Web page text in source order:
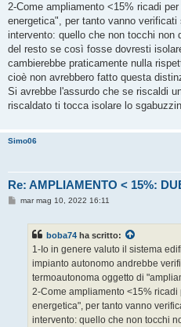
2-Come ampliamento <15% ricadi
energetica", per tanto vanno
intervento: quello che non tocchi non
del resto se così fosse dovresti
cambierebbe praticamente nulla
cioè non avrebbero fatto questa
Si avrebbe l'assurdo che se riscaldi
riscaldato ti tocca isolare lo
Simo06
Re: AMPLIAMENTO < 15%:
Mmar mag 10, 2022 16:11
boba74 ha scritto:
1-Io in genere valuto il sistema
impianto autonomo andrebbe
termoautonoma oggetto di
2-Come ampliamento <15%
energetica", per tanto vanno
intervento: quello che non tocchi